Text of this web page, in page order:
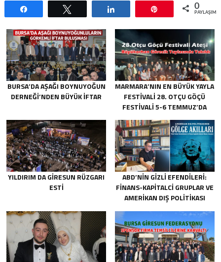
0
BURSA’DA AŞAĞI BOYNUYOĞUN
DERNEĞI’NDEN BÜYÜK İFTAR
MARMARA’NIN EN BÜYÜK YAYLA
FESTIVALI 28. OTÇU GÖÇÜ
FESTIVALI 5-6 TEMMUZ’DA
YILDIRIM DA GIRESUN RÜZGARI
ESTI
ABD’NIN GIZLI EFENDILERI:
FINANS-KAPITALCI GRUPLAR VE
AMERIKAN DIŞ POLITIKASI